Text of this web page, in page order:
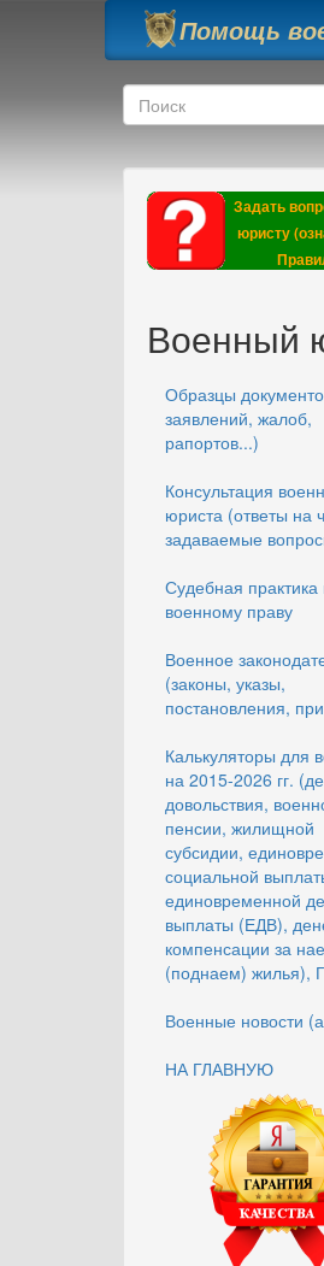
Перейти к основному содержанию
Помощь
Форма
Поиск
Задать
юристу
Военный
Образцы
заявлений, жалоб,
рапортов...)
Консультация
юриста (ответы на
задаваемые
Судебная практика
военному праву
Военное
(законы, указы,
постановления,
Калькуляторы для
на 2015-2026 гг.
довольствия,
пенсии, жилищной
субсидии,
социальной
единовременной
выплаты (ЕДВ),
компенсации за
(поднаем) жилья),
Военные новости
НА ГЛАВНУЮ